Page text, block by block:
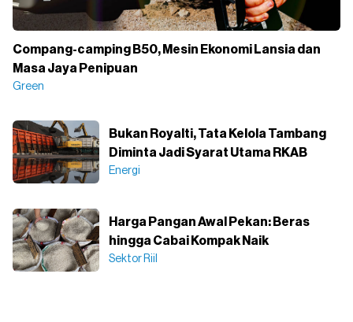
Compang-camping B50, Mesin Ekonomi Lansia dan
Masa Jaya Penipuan
Green
Bukan Royalti, Tata Kelola Tambang
Diminta Jadi Syarat Utama RKAB
Energi
Harga Pangan Awal Pekan: Beras
hingga Cabai Kompak Naik
Sektor Riil